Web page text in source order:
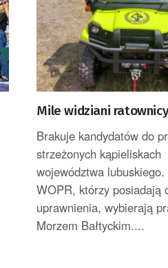
Mile widziani
Brakuje kandydatów do
strzeżonych kąpieliskach
województwa
WOPR, którzy posiadają
uprawnienia, wybierają
Morzem Bałtyckim....